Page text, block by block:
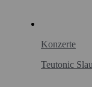
Konzerte
Teutonic